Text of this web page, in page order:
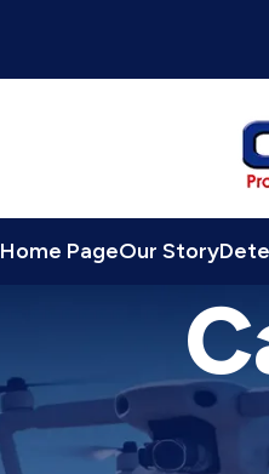
Home PageOur Story